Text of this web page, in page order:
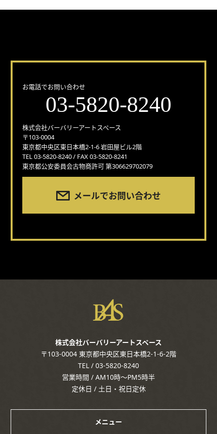
お電話でお問い合わせ
03-5820-8240
株式会社バーバリーアートスペース
〒103-0004
東京都中央区東日本橋2-1-6 岩田屋ビル2階
TEL 03-5820-8240 / FAX 03-5820-8241
東京都公安委員会古物商許可 第306629702079
メールでお問い合わせ
株式会社バーバリーアートスペース
〒103-0004 東京都中央区東日本橋2-1-6-2階
TEL / 03-5820-8240
営業時間 / AM10時～PM5時半
定休日 / 土日・祝日定休
メニュー